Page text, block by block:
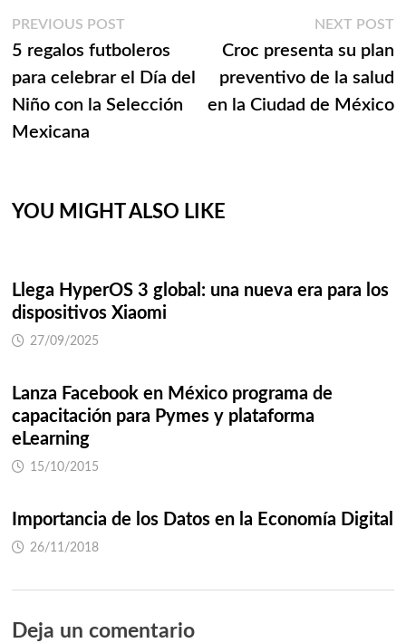
Navegación
de
entradas
PREVIOUS POSTPrevious
post:
5 regalos futboleros
para celebrar el Día del
Niño con la Selección
Mexicana
NEXT POST
Croc presenta su plan
preventivo de la salud
en la Ciudad de México
YOU MIGHT ALSO LIKE
Llega HyperOS 3 global: una nueva era para los
dispositivos Xiaomi
27/09/2025
Lanza Facebook en México programa de
capacitación para Pymes y plataforma
eLearning
15/10/2015
Importancia de los Datos en la Economía Digital
26/11/2018
Deja un comentario